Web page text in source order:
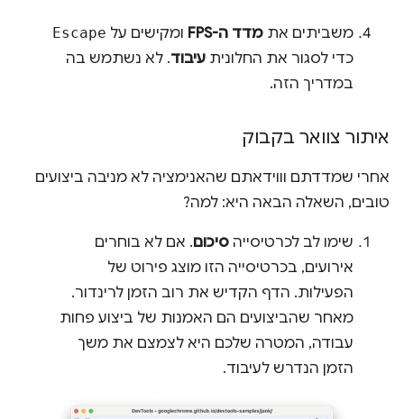
משביתים את מדד ה-FPS ומקישים על Escape
כדי לסגור את החלונית עיבוד. לא נשתמש בה
במדריך הזה.
איתור צוואר בקבוק
אחרי שמדדתם וווידאתם שהאנימציה לא מניבה ביצועים
טובים, השאלה הבאה היא: למה?
שימו לב לכרטיסייה סיכום. אם לא בוחרים
אירועים, בכרטיסייה הזו מוצג פירוט של
הפעילות. הדף הקדיש את רוב הזמן לרינדור.
מאחר שהביצועים הם האמנות של ביצוע פחות
עבודה, המטרה שלכם היא לצמצם את משך
הזמן הנדרש לעיבוד.